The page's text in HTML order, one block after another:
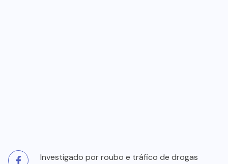
Investigado por roubo e tráfico de drogas